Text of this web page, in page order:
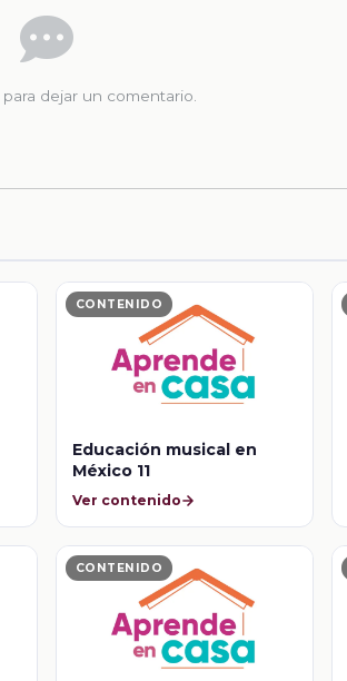
para dejar un comentario.
CONTENIDO
Educación musical en
México 11
Ver contenido
CONTENIDO